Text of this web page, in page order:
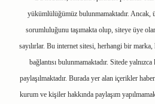
yükümlülüğümüz bulunmamaktadır. Ancak,
sorumluluğunu taşımakta olup, siteye üye
sayılırlar. Bu internet sitesi, herhangi bir
bağlantısı bulunmamaktadır. Sitede yalnızca
paylaşılmaktadır. Burada yer alan içerikler
kurum ve kişiler hakkında paylaşım